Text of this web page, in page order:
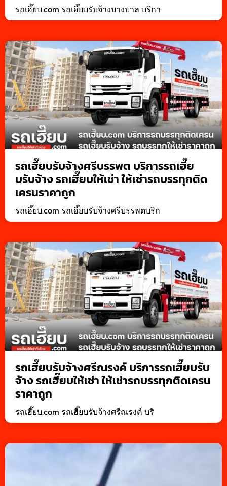
รถเฮี๊ยบ.com รถเฮี๊ยบรับจ้างบางบาล บริกา
รถเฮี๊ยบรับจ้างศรีบรรพต บริการรถเฮี๊ย
บรับจ้าง รถเฮี๊ยบให้เช่า ให้เช่ารถบรรทุกติด
เครนราคาถูก
รถเฮี๊ยบ.com รถเฮี๊ยบรับจ้างศรีบรรพตบริก
รถเฮี๊ยบรับจ้างศรีณรงค์ บริการรถเฮี๊ยบรับ
จ้าง รถเฮี๊ยบให้เช่า ให้เช่ารถบรรทุกติดเครน
ราคาถูก
รถเฮี๊ยบ.com รถเฮี๊ยบรับจ้างศรีณรงค์ บริ